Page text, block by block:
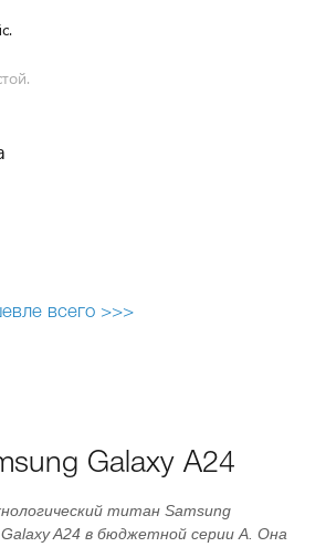
всего >>>
Galaxy A24
титан Samsung
A24 в бюджетной серии A. Она